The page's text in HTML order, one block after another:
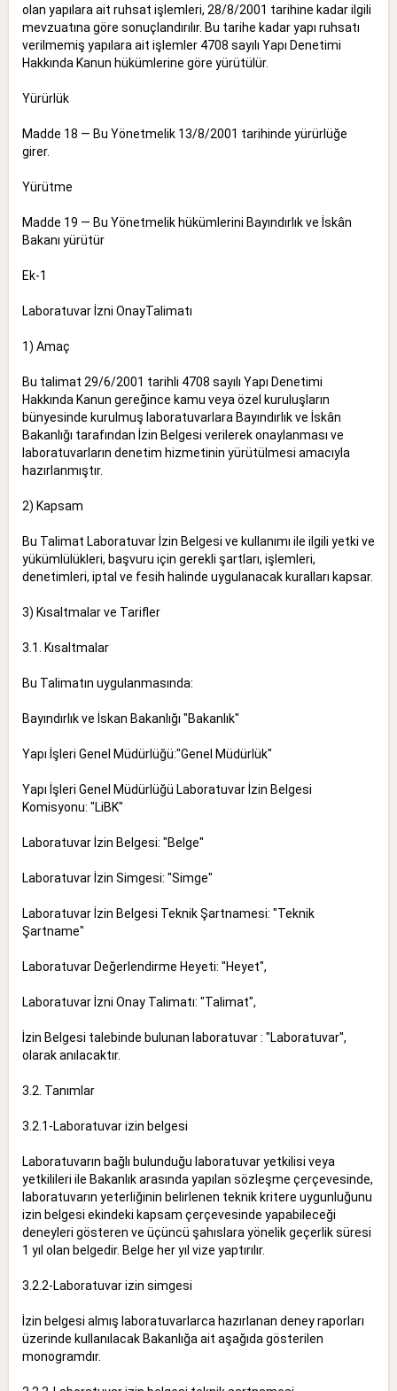
olan yapılara ait ruhsat işlemleri, 28/8/2001 tarihine kadar ilgili
mevzuatına göre sonuçlandırılır. Bu tarihe kadar yapı ruhsatı
verilmemiş yapılara ait işlemler 4708 sayılı Yapı Denetimi
Hakkında Kanun hükümlerine göre yürütülür.
Yürürlük
Madde 18 — Bu Yönetmelik 13/8/2001 tarihinde yürürlüğe
girer.
Yürütme
Madde 19 — Bu Yönetmelik hükümlerini Bayındırlık ve İskân
Bakanı yürütür
Ek-1
Laboratuvar İzni OnayTalimatı
1) Amaç
Bu talimat 29/6/2001 tarihli 4708 sayılı Yapı Denetimi
Hakkında Kanun gereğince kamu veya özel kuruluşların
bünyesinde kurulmuş laboratuvarlara Bayındırlık ve İskân
Bakanlığı tarafından İzin Belgesi verilerek onaylanması ve
laboratuvarların denetim hizmetinin yürütülmesi amacıyla
hazırlanmıştır.
2) Kapsam
Bu Talimat Laboratuvar İzin Belgesi ve kullanımı ile ilgili yetki ve
yükümlülükleri, başvuru için gerekli şartları, işlemleri,
denetimleri, iptal ve fesih halinde uygulanacak kuralları kapsar.
3) Kısaltmalar ve Tarifler
3.1. Kısaltmalar
Bu Talimatın uygulanmasında:
Bayındırlık ve İskan Bakanlığı "Bakanlık"
Yapı İşleri Genel Müdürlüğü:"Genel Müdürlük"
Yapı İşleri Genel Müdürlüğü Laboratuvar İzin Belgesi
Komisyonu: "LiBK"
Laboratuvar İzin Belgesi: "Belge"
Laboratuvar İzin Simgesi: "Simge"
Laboratuvar İzin Belgesi Teknik Şartnamesi: "Teknik
Şartname"
Laboratuvar Değerlendirme Heyeti: "Heyet",
Laboratuvar İzni Onay Talimatı: "Talimat",
İzin Belgesi talebinde bulunan laboratuvar : "Laboratuvar",
olarak anılacaktır.
3.2. Tanımlar
3.2.1-Laboratuvar izin belgesi
Laboratuvarın bağlı bulunduğu laboratuvar yetkilisi veya
yetkilileri ile Bakanlık arasında yapılan sözleşme çerçevesinde,
laboratuvarın yeterliğinin belirlenen teknik kritere uygunluğunu
izin belgesi ekindeki kapsam çerçevesinde yapabileceği
deneyleri gösteren ve üçüncü şahıslara yönelik geçerlik süresi
1 yıl olan belgedir. Belge her yıl vize yaptırılır.
3.2.2-Laboratuvar izin simgesi
İzin belgesi almış laboratuvarlarca hazırlanan deney raporları
üzerinde kullanılacak Bakanlığa ait aşağıda gösterilen
monogramdır.